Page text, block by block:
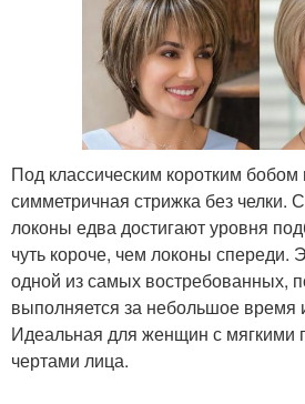
Под классическим коротким бобом
симметричная стрижка без
локоны едва достигают уровня
чуть короче, чем локоны спереди.
одной из самых востребованных,
выполняется за небольшое время
Идеальная для женщин с мягкими
чертами лица.